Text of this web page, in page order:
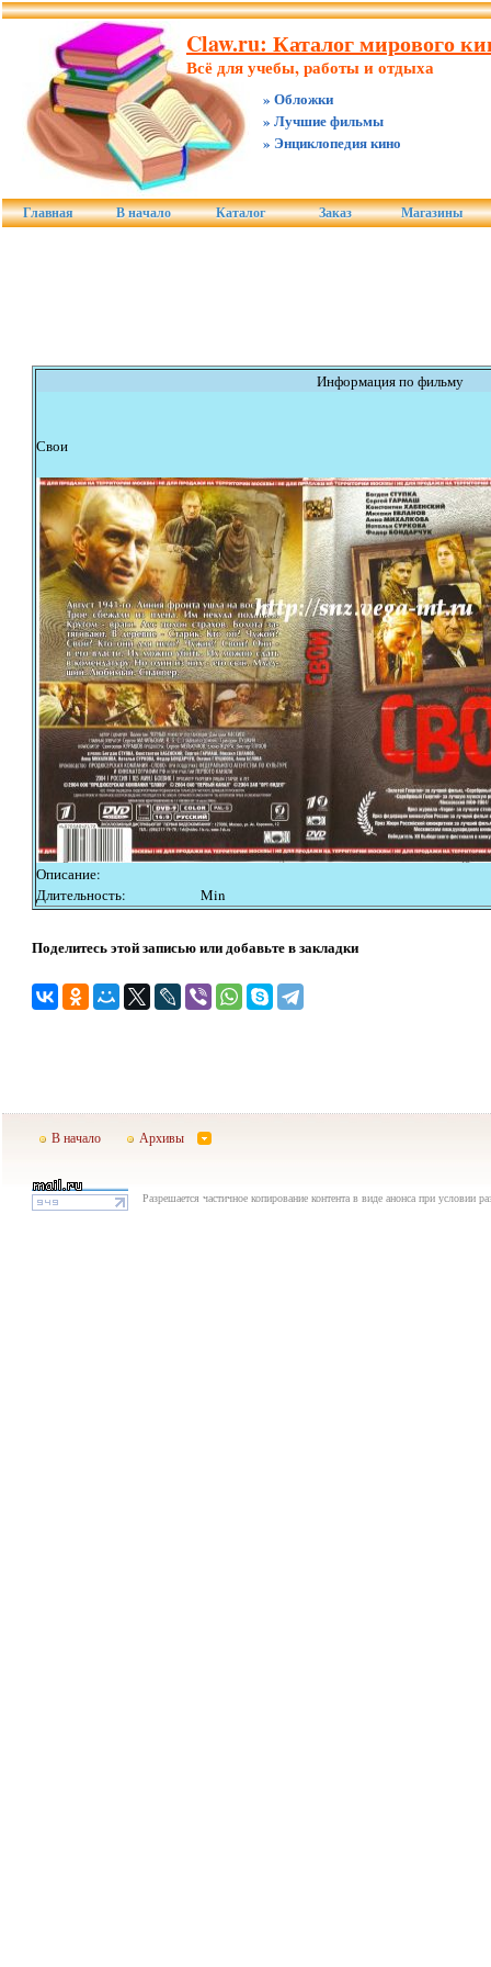
Claw.ru: Каталог мирового
Всё для учебы, работы и отдыха
» Обложки
» Лучшие фильмы
» Энциклопедия кино
Главная В начало Каталог Заказ Магазины
Информация по фильму
Свои
Описание:
Длительность:
Min
Поделитесь этой записью или добавьте в закладки
В начало Архивы
Разрешается частичное копирование контента в виде анонса при условии